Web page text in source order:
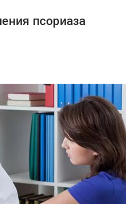
псориаза